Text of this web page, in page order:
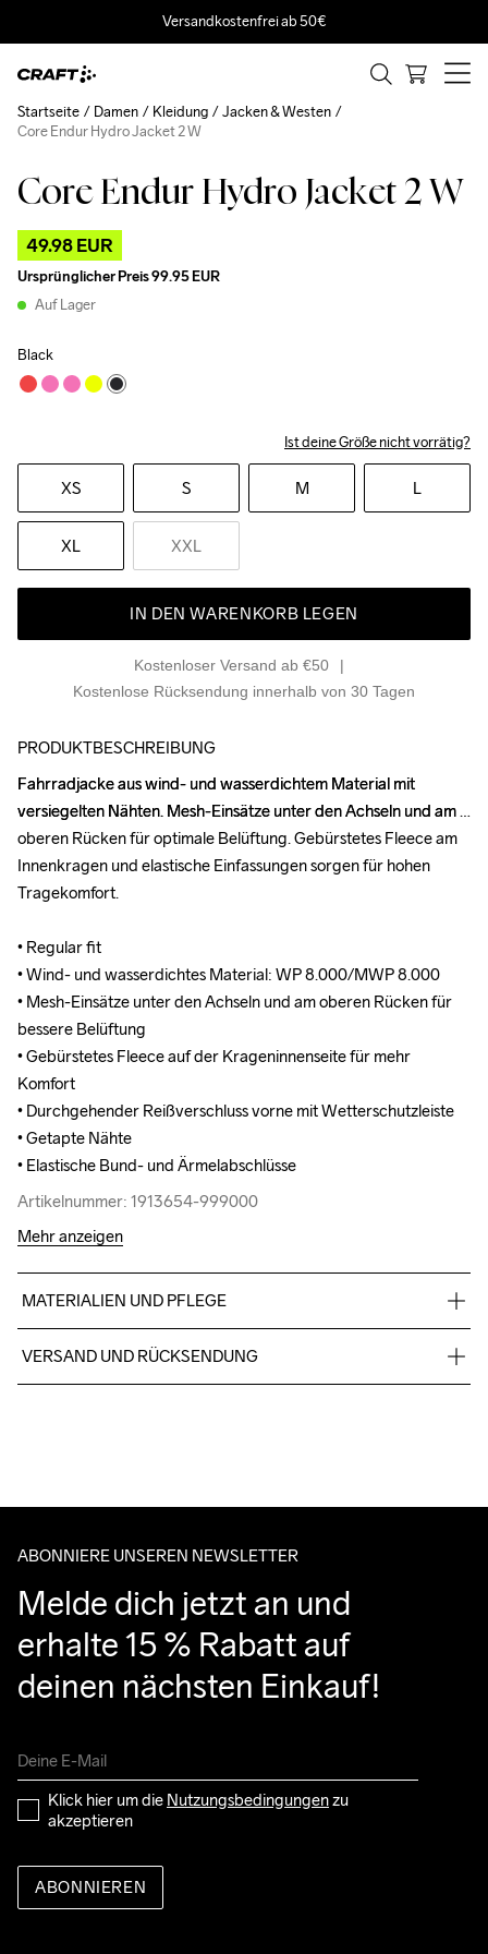
Versandkostenfrei ab 50€
Core Endur Hydro Jacket 2 W
49.98 EUR
Ursprünglicher Preis99.95 EUR
Auf Lager
Black
Ist deine Größe nicht vorrätig?
XS S M L
XL XXL
IN DEN WARENKORB LEGEN
Kostenloser Versand ab €50
Kostenlose Rücksendung innerhalb von 30 Tagen
Startseite Damen Kleidung
Jacken & Westen
Core Endur Hydro Jacket 2 W
Outlet
PRODUKTBESCHREIBUNG
Fahrradjacke aus wind- und wasserdichtem Material mit
versiegelten Nähten. Mesh-Einsätze unter den Achseln und am
oberen Rücken für optimale Belüftung. Gebürstetes Fleece am
Innenkragen und elastische Einfassungen sorgen für hohen
Tragekomfort.
• Regular fit
• Wind- und wasserdichtes Material: WP 8.000/MWP 8.000
• Mesh-Einsätze unter den Achseln und am oberen Rücken für
bessere Belüftung
• Gebürstetes Fleece auf der Krageninnenseite für mehr
Komfort
• Durchgehender Reißverschluss vorne mit Wetterschutzleiste
• Getapte Nähte
• Elastische Bund- und Ärmelabschlüsse
Artikelnummer: 1913654-999000
Fahrradjacke aus wind- und wasserdichtem Material mit
versiegelten Nähten. Mesh-Einsätze unter den Achseln und am
oberen Rücken für optimale Belüftung. Gebürstetes Fleece am
Innenkragen und elastische Einfassungen sorgen für hohen
Tragekomfort.
• Regular fit
• Wind- und wasserdichtes Material: WP 8.000/MWP 8.000
• Mesh-Einsätze unter den Achseln und am oberen Rücken für
bessere Belüftung
• Gebürstetes Fleece auf der Krageninnenseite für mehr
Komfort
• Durchgehender Reißverschluss vorne mit Wetterschutzleiste
• Getapte Nähte
• Elastische Bund- und Ärmelabschlüsse
Artikelnummer: 1913654-999000
Mehr anzeigen
MATERIALIEN UND PFLEGE
100% Polyester (recycelt)
VERSAND UND RÜCKSENDUNG
entgegennehmen kannst.
ABONNIERE UNSEREN NEWSLETTER
Melde dich jetzt an und
erhalte 15 % Rabatt auf
deinen nächsten Einkauf!
Klick hier um die Nutzungsbedingungen zu
akzeptieren
ABONNIEREN